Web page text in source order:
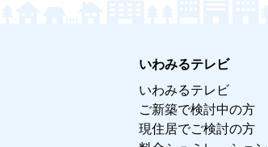
いわみるテレビ
いわみるテレビ
ご新築で検討中の方
現住居でご検討の方